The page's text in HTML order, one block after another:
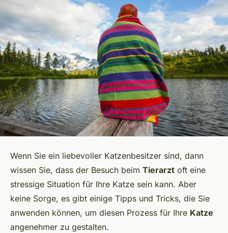
Wenn Sie ein liebevoller Katzenbesitzer sind, dann
wissen Sie, dass der Besuch beim Tierarzt oft eine
stressige Situation für Ihre Katze sein kann. Aber
keine Sorge, es gibt einige Tipps und Tricks, die Sie
anwenden können, um diesen Prozess für Ihre Katze
angenehmer zu gestalten.